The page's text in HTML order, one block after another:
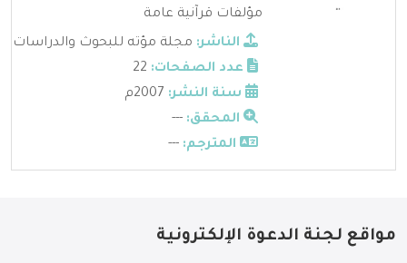
مؤلفات قرآنية عامة
الناشر: مجلة مؤته للبحوث والدراسات
عدد الصفحات:
سنة النشر:
المحقق: ---
المترجم: ---
مواقع لجنة الدعوة الإلكترونية